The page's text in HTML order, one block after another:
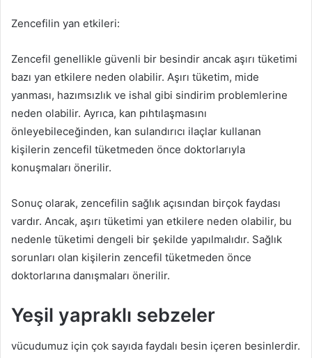
Zencefilin yan etkileri:
Zencefil genellikle güvenli bir besindir ancak aşırı tüketimi
bazı yan etkilere neden olabilir. Aşırı tüketim, mide
yanması, hazımsızlık ve ishal gibi sindirim problemlerine
neden olabilir. Ayrıca, kan pıhtılaşmasını
önleyebileceğinden, kan sulandırıcı ilaçlar kullanan
kişilerin zencefil tüketmeden önce doktorlarıyla
konuşmaları önerilir.
Sonuç olarak, zencefilin sağlık açısından birçok faydası
vardır. Ancak, aşırı tüketimi yan etkilere neden olabilir, bu
nedenle tüketimi dengeli bir şekilde yapılmalıdır. Sağlık
sorunları olan kişilerin zencefil tüketmeden önce
doktorlarına danışmaları önerilir.
Yeşil yapraklı sebzeler
vücudumuz için çok sayıda faydalı besin içeren besinlerdir.